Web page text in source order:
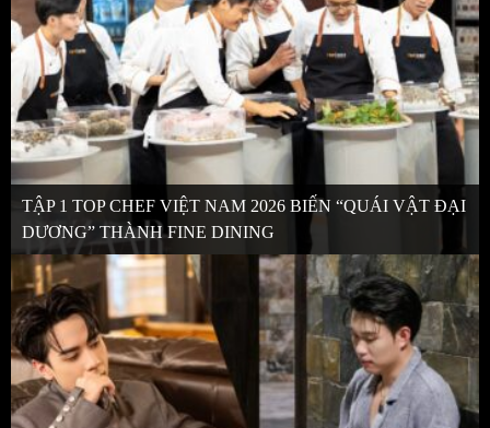
TẬP 1 TOP CHEF VIỆT NAM 2026 BIẾN “QUÁI VẬT ĐẠI
DƯƠNG” THÀNH FINE DINING